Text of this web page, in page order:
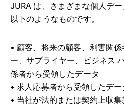
JURA は、さまざまな個人デ
以下のようなものです。
• 顧客、将来の顧客、利害関
ー、サプライヤー、ビジネス
係者から受領したデータ
• 求人応募者から受領したデー
• 当社が法的または契約上収